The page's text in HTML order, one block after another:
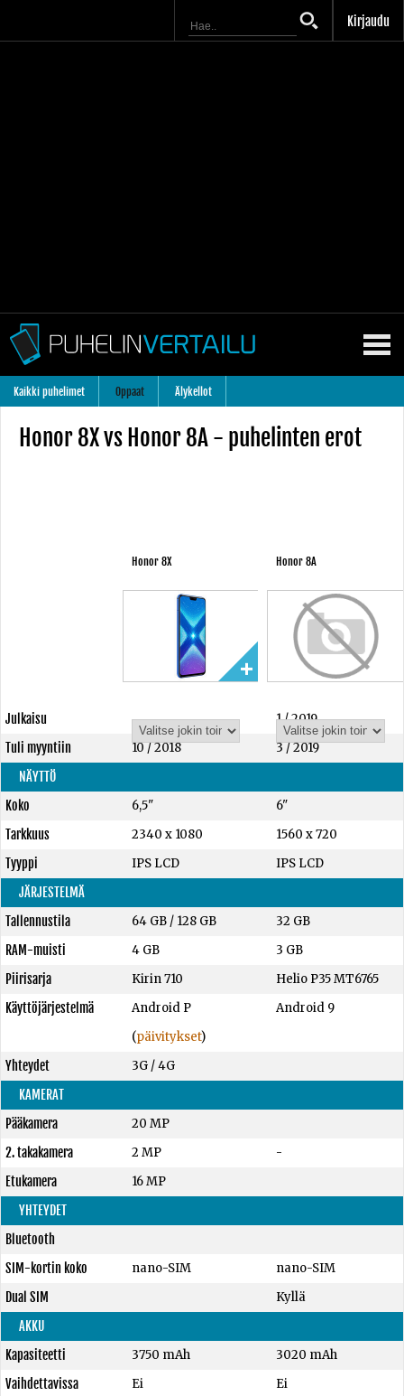
Kirjaudu
Kaikki puhelimet Oppaat Älykellot
Honor 8X vs Honor 8A - puhelinten erot
Honor 8X Honor 8A
Julkaisu
1 / 2019
Tuli myyntiin
10 / 2018
3 / 2019
NÄYTTÖ
Koko
6,5"
6"
Tarkkuus
2340 x 1080
1560 x 720
Tyyppi
IPS LCD
IPS LCD
JÄRJESTELMÄ
Tallennustila
64 GB/ 128 GB
32 GB
RAM-muisti
4 GB
3 GB
Piirisarja
Kirin 710
Helio P35 MT6765
Käyttöjärjestelmä
Android P
(päivitykset)
Android 9
Yhteydet
3G / 4G
KAMERAT
Pääkamera
20 MP
2. takakamera
2 MP
-
Etukamera
16 MP
YHTEYDET
Bluetooth
SIM-kortin koko
nano-SIM
nano-SIM
Dual SIM
Kyllä
AKKU
Kapasiteetti
3750 mAh
3020 mAh
Vaihdettavissa
Ei
Ei